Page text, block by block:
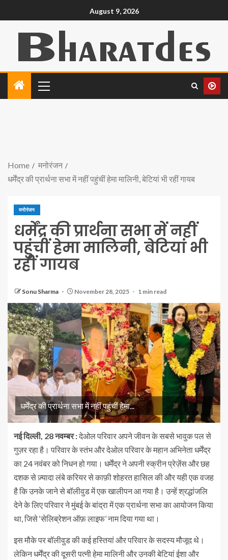
August 9, 2026
Home
मनोरंजन
धर्मेंद्र की प्रार्थना सभा में नहीं पहुंचीं हेमा मालिनी, बेटियां भी रहीं गायब
मनोरंजन
धर्मेंद्र की प्रार्थना सभा में नहीं
पहुंचीं हेमा मालिनी, बेटियां भी
रहीं गायब
Sonu Sharma November 28, 2025 1 min read
धर्मेंद्र की प्रार्थना सभा में नहीं पहुंचीं हेमा...
नई दिल्ली, 28 नवम्बर :देओल परिवार अपने जीवन के सबसे भावुक पल से
गुज़र रहा है। परिवार के स्तंभ और देओल परिवार के महान अभिनेता धर्मेंद्र
का 24 नवंबर को निधन हो गया। धर्मेंद्र ने अपनी स्क्रीन प्रेज़ेंस और छह
दशक से ज़्यादा लंबे करियर से काफ़ी शोहरत हासिल की और यही एक वजह
है कि उनके जाने से बॉलीवुड में एक खालीपन आ गया है। उन्हें श्रद्धांजलि
देने के लिए परिवार ने मुंबई के बांद्रा में एक प्रार्थना सभा का आयोजन किया
था, जिसे ‘सेलिब्रेशन ऑफ़ लाइफ’ नाम दिया गया था।
इस मौके पर बॉलीवुड की कई हस्तियां और परिवार के सदस्य मौजूद थे।
लेकिन धर्मेंद्र की दूसरी पत्नी हेमा मालिनी और उनकी बेटियां ईशा और